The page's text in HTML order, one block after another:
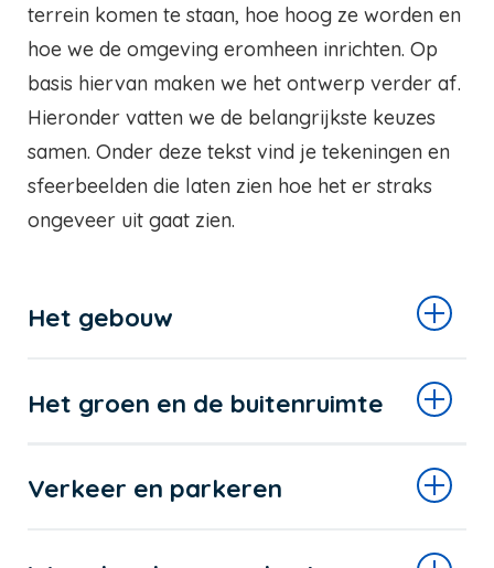
terrein komen te staan, hoe hoog ze worden en
hoe we de omgeving eromheen inrichten. Op
basis hiervan maken we het ontwerp verder af.
Hieronder vatten we de belangrijkste keuzes
samen. Onder deze tekst vind je tekeningen en
sfeerbeelden die laten zien hoe het er straks
ongeveer uit gaat zien.
Het gebouw
Het groen en de buitenruimte
Verkeer en parkeren